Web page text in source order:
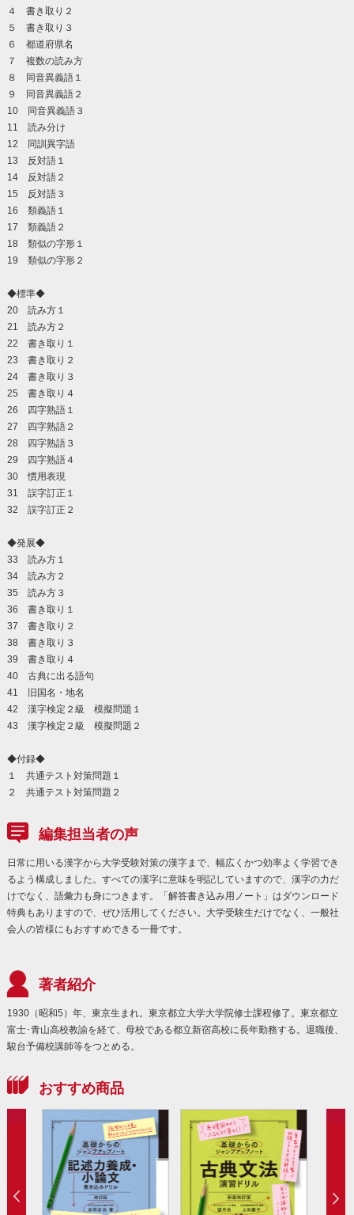
４ 書き取り２
５ 書き取り３
６ 都道府県名
７ 複数の読み方
８ 同音異義語１
９ 同音異義語２
10 同音異義語３
11 読み分け
12 同訓異字語
13 反対語１
14 反対語２
15 反対語３
16 類義語１
17 類義語２
18 類似の字形１
19 類似の字形２
◆標準◆
20 読み方１
21 読み方２
22 書き取り１
23 書き取り２
24 書き取り３
25 書き取り４
26 四字熟語１
27 四字熟語２
28 四字熟語３
29 四字熟語４
30 慣用表現
31 誤字訂正１
32 誤字訂正２
◆発展◆
33 読み方１
34 読み方２
35 読み方３
36 書き取り１
37 書き取り２
38 書き取り３
39 書き取り４
40 古典に出る語句
41 旧国名・地名
42 漢字検定２級 模擬問題１
43 漢字検定２級 模擬問題２
◆付録◆
１ 共通テスト対策問題１
２ 共通テスト対策問題２
編集担当者の声
日常に用いる漢字から大学受験対策の漢字まで、幅広くかつ効率よく学習でき
るよう構成しました。すべての漢字に意味を明記していますので、漢字の力だ
けでなく、語彙力も身につきます。「解答書き込み用ノート」はダウンロード
特典もありますので、ぜひ活用してください。大学受験生だけでなく、一般社
会人の皆様にもおすすめできる一冊です。
著者紹介
1930（昭和5）年、東京生まれ。東京都立大学大学院修士課程修了。東京都立
富士･青山高校教諭を経て、母校である都立新宿高校に長年勤務する。退職後、
駿台予備校講師等をつとめる。
おすすめ商品